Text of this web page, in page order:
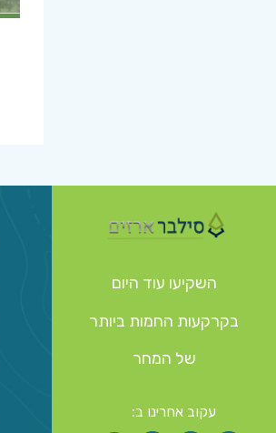
השקיעו עוד היום
בקרקעות החמות ביותר
של המחר
עקוב אחרינו ב: